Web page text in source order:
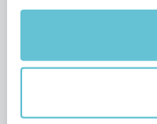
Legal